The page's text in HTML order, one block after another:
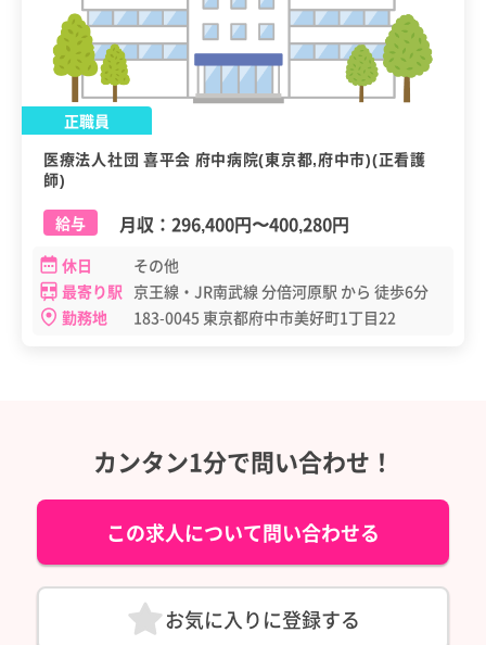
正職員
医療法人社団 喜平会 府中病院(東京都,府中市)(正看護
師)
給与
月収： 296,400円〜400,280円
休日
その他
最寄り駅 京王線・JR南武線 分倍河原駅 から 徒歩6分
勤務地
183-0045 東京都府中市美好町1丁目22
カンタン1分で問い合わせ！
この求人について問い合わせる
お気に入りに登録する